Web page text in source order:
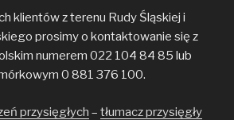
klientów z terenu Rudy Śląskiej i
prosimy o kontaktowanie się z
numerem 022 104 84 85 lub
0 881 376 100.
przysięgłych – tłumacz przysięgły